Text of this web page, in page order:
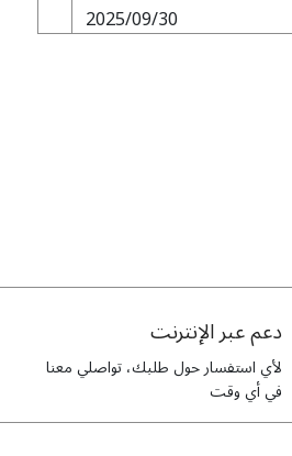
2025/09/30
I bought
comfortable, and
bit high, but this
دعم عبر الإنترنت
لأي استفسار حول طلبك، تواصلي معنا
في أي وقت